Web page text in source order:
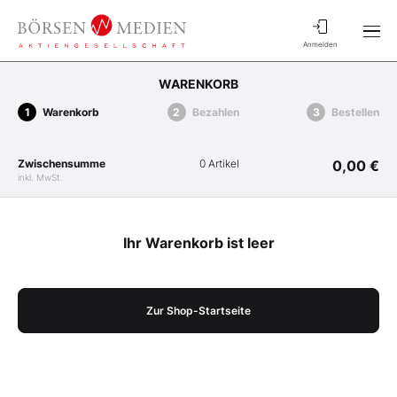
Anmelden
WARENKORB
Warenkorb Bezahlen Bestellen
Zwischensumme
inkl. MwSt.
0 Artikel 0,00 €
Ihr Warenkorb ist leer
Zur Shop-Startseite